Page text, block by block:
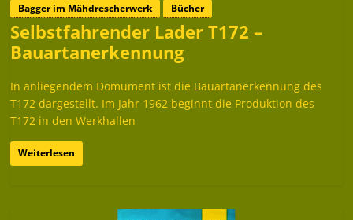
Bagger im Mähdrescherwerk Bücher
Selbstfahrender Lader T172 –
Bauartanerkennung
In anliegendem Domument ist die Bauartanerkennung des
T172 dargestellt. Im Jahr 1962 beginnt die Produktion des
T172 in den Werkhallen
Weiterlesen